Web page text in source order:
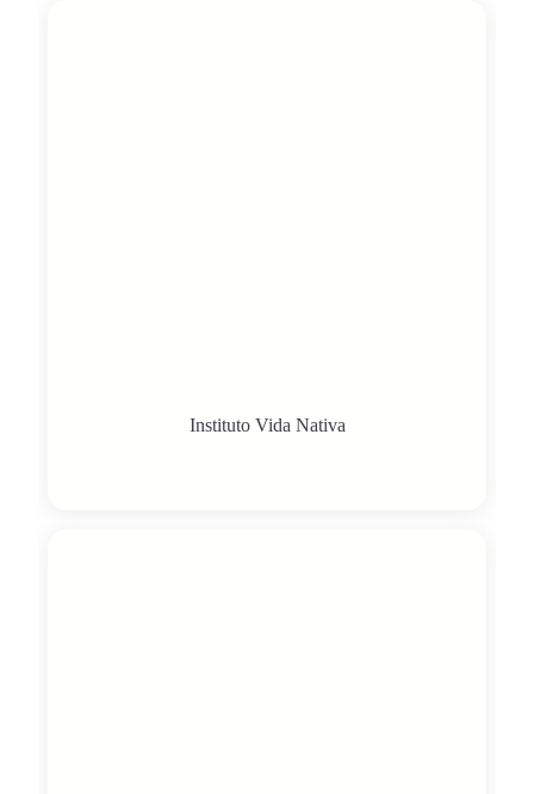
Instituto Vida Nativa